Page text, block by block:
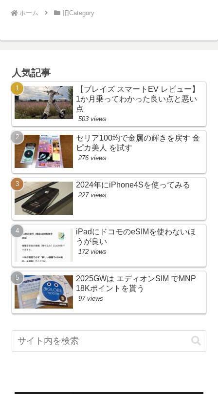
ホーム 旧Category
人気記事
【ブレイズ スマートEV レビュー】
1か月乗ってわかった良い点と悪い
点
503 views
セリア100均で金属の輝きを戻す 金
ピカ美人 を試す
276 views
2024年にiPhone4Sを使ってみる
227 views
iPadにドコモのeSIMを使わないほ
うが良い
172 views
2025GWは エディオンSIM でMNP
18Kポイントを貰う
97 views